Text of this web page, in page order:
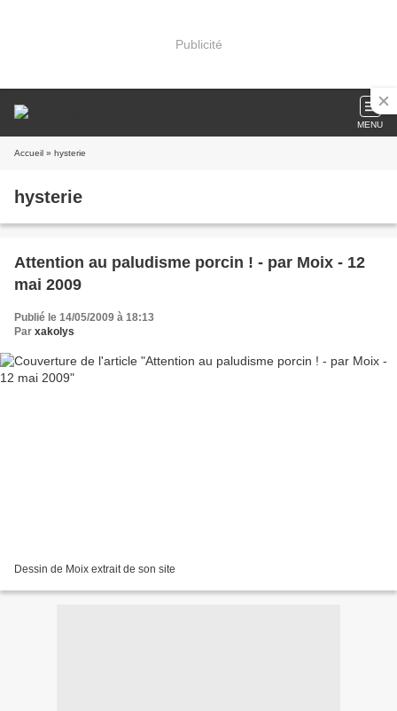
Publicité
MENU
Accueil » hysterie
hysterie
Attention au paludisme porcin ! - par Moix - 12
mai 2009
Publié le 14/05/2009 à 18:13
Par xakolys
Dessin de Moix extrait de son site